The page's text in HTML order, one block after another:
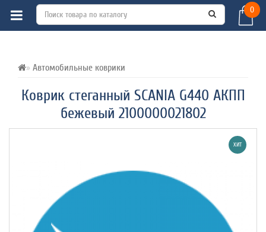
0
Автомобильные коврики
Коврик стеганный SCANIA G440 АКПП
бежевый 2100000021802
ВСЕ О ТОВАРЕ ХАРАКТЕРИСТИКИ
ХИТ